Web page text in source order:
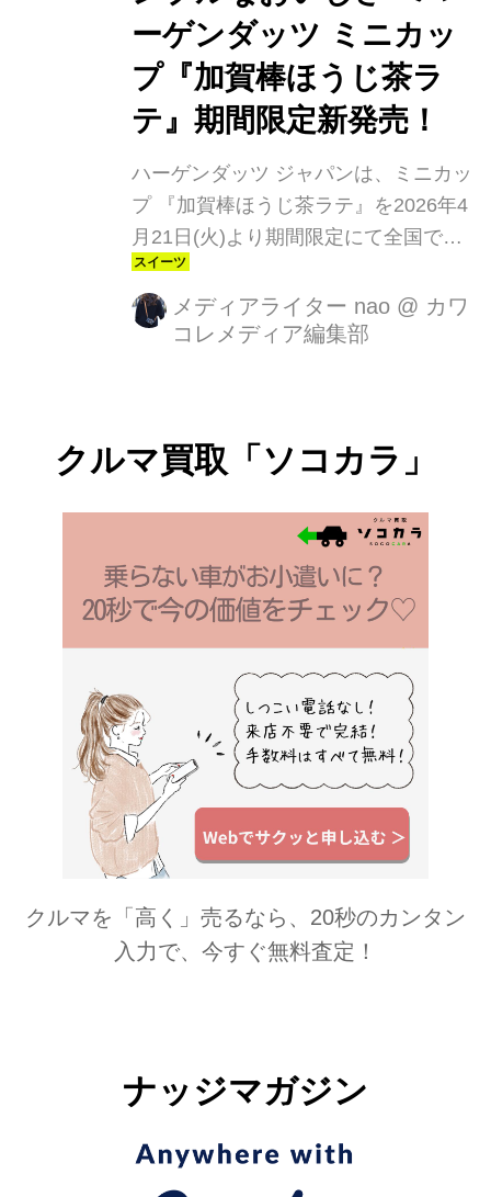
ーゲンダッツ ミニカッ
プ『加賀棒ほうじ茶ラ
テ』期間限定新発売！
ハーゲンダッツ ジャパンは、ミニカッ
プ 『加賀棒ほうじ茶ラテ』を2026年4
月21日(火)より期間限定にて全国で新
発売します。 本商品は、甘く香ばしい
加賀棒ほうじ茶に、クリーミーな北海
道産ミルクを合わせた、素材本来のシ
加賀棒ほうじ茶の香り豊かな味わいに
ます。 希少な“加賀棒ほうじ茶”が生み
一品 ハーゲンダッツは、アイスクリー
ムのおいしさを生み出すため、原材料
の選定から製造工程に至るまで、すべ
ての工程において品質へのこだわ...
メディアライター nao @ カワ
コレメディア編集部
クルマ買取「ソコカラ」
クルマを「高く」売るなら、20秒のカンタン
入力で、今すぐ無料査定！
ナッジマガジン